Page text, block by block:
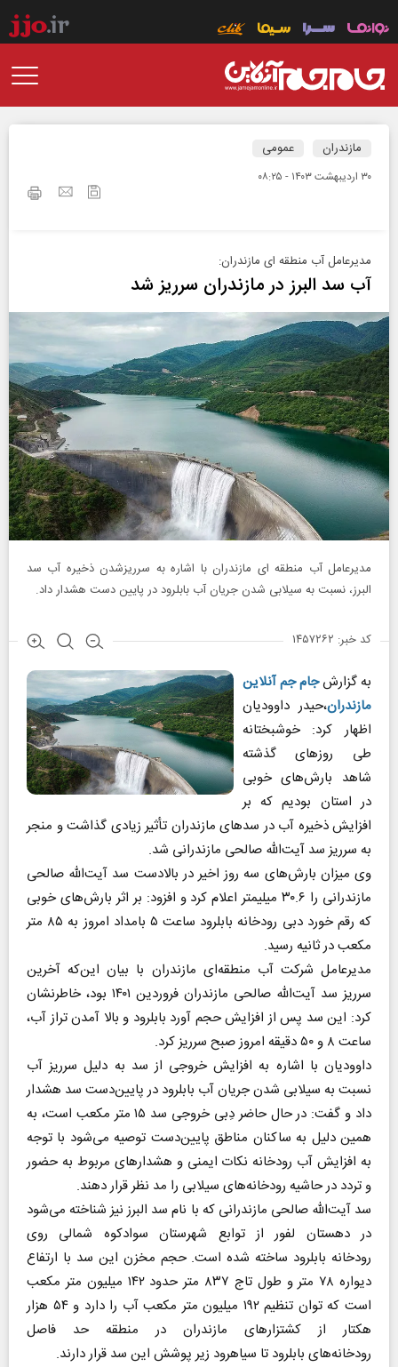
مازندران عمومی
۳۰ ارديبهشت ۱۴۰۳ - ۰۸:۲۵
مدیرعامل آب منطقه ای مازندران:
آب سد البرز در مازندران سرریز شد
مدیرعامل آب منطقه ای مازندران با اشاره به سرریزشدن ذخیره آب سد
البرز، نسبت به سیلابی شدن جریان آب بابلرود در پایین دست هشدار داد.
کد خبر: ۱۴۵۷۲۶۲
به گزارش جام جم آنلاین
مازندران،حیدر داوودیان
اظهار کرد: خوشبختانه
طی روزهای گذشته
شاهد بارش‌های خوبی
در استان بودیم که بر
افزایش ذخیره آب در سدهای مازندران تأثیر زیادی گذاشت و منجر
به سرریز سد آیت‌الله صالحی مازندرانی شد.
وی میزان بارش‌های سه روز اخیر در بالادست سد آیت‌الله صالحی
مازندرانی را ۳۰.۶ میلیمتر اعلام کرد و افزود: بر اثر بارش‌های خوبی
که رقم خورد دبی رودخانه بابلرود ساعت ۵ بامداد امروز به ۸۵ متر
مکعب در ثانیه رسید.
مدیرعامل شرکت آب منطقه‌ای مازندران با بیان این‌که آخرین
سرریز سد آیت‌الله صالحی مازندران فروردین ۱۴۰۱ بود، خاطرنشان
کرد: این سد پس از افزایش حجم آورد بابلرود و بالا آمدن تراز آب،
ساعت ۸ و ۵۰ دقیقه امروز صبح سرریز کرد.
داوودیان با اشاره به افزایش خروجی از سد به دلیل سرریز آب
نسبت به سیلابی شدن جریان آب بابلرود در پایین‌دست سد هشدار
داد و گفت: در حال حاضر دِبی خروجی سد ۱۵ متر مکعب است، به
همین دلیل به ساکنان مناطق پایین‌دست توصیه می‌شود با توجه
به افزایش آب رودخانه نکات ایمنی و هشدارهای مربوط به حضور
و تردد در حاشیه رودخانه‌های سیلابی را مد نظر قرار دهند.
سد آیت‌الله صالحی مازندرانی که با نام سد البرز نیز شناخته می‌شود
در دهستان لفور از توابع شهرستان سوادکوه شمالی روی
رودخانه بابلرود ساخته شده است. حجم مخزن این سد با ارتفاع
دیواره ۷۸ متر و طول تاج ۸۳۷ متر حدود ۱۴۲ میلیون متر مکعب
است که توان تنظیم ۱۹۲ میلیون متر مکعب آب را دارد و ۵۴ هزار
هکتار از کشتزارهای مازندران در منطقه حد فاصل
رودخانه‌های بابلرود تا سیاهرود زیر پوشش این سد قرار دارند.